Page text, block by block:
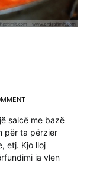
salcë me bazë
për ta përzier
etj. Kjo lloj
ia vlen